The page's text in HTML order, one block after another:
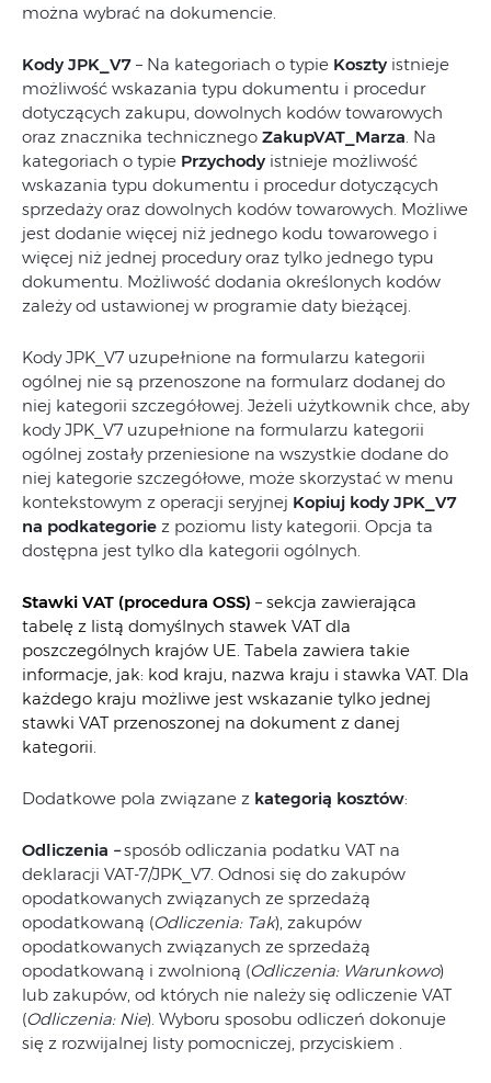
można wybrać na dokumencie.
Kody JPK_V7 – Na kategoriach o typie Koszty istnieje
możliwość wskazania typu dokumentu i procedur
dotyczących zakupu, dowolnych kodów towarowych
oraz znacznika technicznego ZakupVAT_Marza. Na
kategoriach o typie Przychody istnieje możliwość
wskazania typu dokumentu i procedur dotyczących
sprzedaży oraz dowolnych kodów towarowych. Możliwe
jest dodanie więcej niż jednego kodu towarowego i
więcej niż jednej procedury oraz tylko jednego typu
dokumentu. Możliwość dodania określonych kodów
zależy od ustawionej w programie daty bieżącej.
Kody JPK_V7 uzupełnione na formularzu kategorii
ogólnej nie są przenoszone na formularz dodanej do
niej kategorii szczegółowej. Jeżeli użytkownik chce, aby
kody JPK_V7 uzupełnione na formularzu kategorii
ogólnej zostały przeniesione na wszystkie dodane do
niej kategorie szczegółowe, może skorzystać w menu
kontekstowym z operacji seryjnej Kopiuj kody JPK_V7
na podkategorie z poziomu listy kategorii. Opcja ta
dostępna jest tylko dla kategorii ogólnych.
Stawki VAT (procedura OSS) – sekcja zawierająca
tabelę z listą domyślnych stawek VAT dla
poszczególnych krajów UE. Tabela zawiera takie
informacje, jak: kod kraju, nazwa kraju i stawka VAT. Dla
każdego kraju możliwe jest wskazanie tylko jednej
stawki VAT przenoszonej na dokument z danej
kategorii.
Dodatkowe pola związane z kategorią kosztów:
Odliczenia –sposób odliczania podatku VAT na
deklaracji VAT-7/JPK_V7. Odnosi się do zakupów
opodatkowanych związanych ze sprzedażą
opodatkowaną (Odliczenia: Tak), zakupów
opodatkowanych związanych ze sprzedażą
opodatkowaną i zwolnioną (Odliczenia: Warunkowo)
lub zakupów, od których nie należy się odliczenie VAT
(Odliczenia: Nie). Wyboru sposobu odliczeń dokonuje
się z rozwijalnej listy pomocniczej, przyciskiem .